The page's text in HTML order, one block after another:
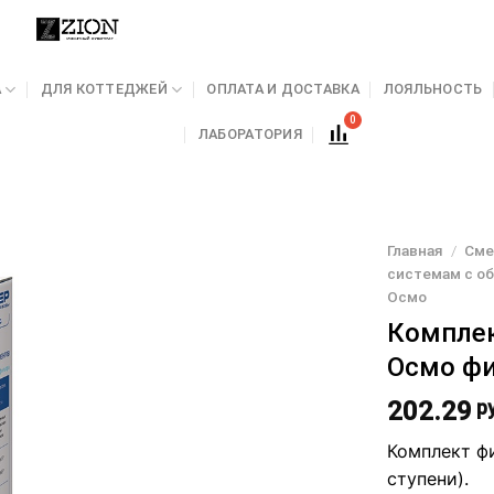
ДЛЯ КОТТЕДЖЕЙ ОПЛАТА И ДОСТАВКА ЛОЯЛЬНОСТЬ
ЛАБОРАТОРИЯ
Главная /
системам с
Осмо
Осмо
202.29
Комплект
ступени).